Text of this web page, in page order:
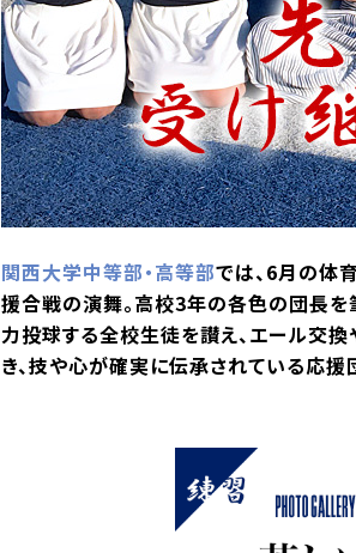
関西大学中等部・高等部では、6月の体
援合戦の演舞。高校3年の各色の団長を
力投球する全校生徒を讃え、エール交
き、技や心が確実に伝承されている応